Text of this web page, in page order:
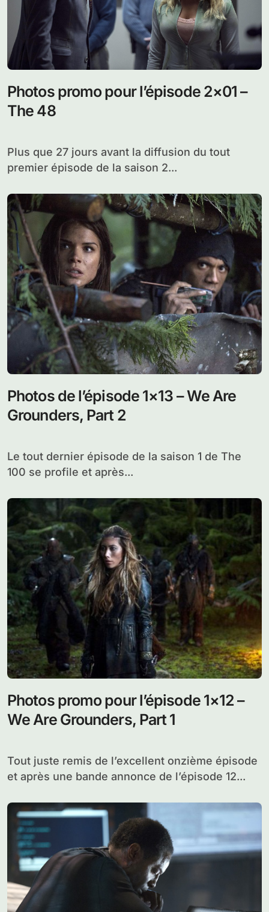
Photos promo pour l’épisode 2×01 –
The 48
Plus que 27 jours avant la diffusion du tout
premier épisode de la saison 2...
Photos de l’épisode 1×13 – We Are
Grounders, Part 2
Le tout dernier épisode de la saison 1 de The
100 se profile et après...
Photos promo pour l’épisode 1×12 –
We Are Grounders, Part 1
Tout juste remis de l’excellent onzième épisode
et après une bande annonce de l’épisode 12...